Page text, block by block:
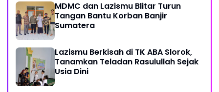
MDMC dan Lazismu Blitar Turun
Tangan Bantu Korban Banjir
Sumatera
Lazismu Berkisah di TK ABA Slorok,
Tanamkan Teladan Rasulullah Sejak
Usia Dini